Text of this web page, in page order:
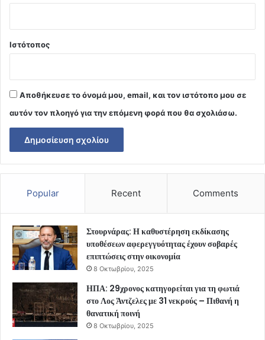
Ιστότοπος
Αποθήκευσε το όνομά μου, email, και τον ιστότοπο μου σε
αυτόν τον πλοηγό για την επόμενη φορά που θα σχολιάσω.
Popular Recent Comments
Στουρνάρας: Η καθυστέρηση εκδίκασης
υποθέσεων αφερεγγυότητας έχουν σοβαρές
επιπτώσεις στην οικονομία
8 Οκτωβρίου, 2025
ΗΠΑ: 29χρονος κατηγορείται για τη φωτιά
στο Λος Άντζελες με 31 νεκρούς – Πιθανή η
θανατική ποινή
8 Οκτωβρίου, 2025